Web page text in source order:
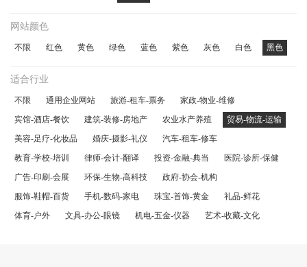
网站颜色
不限 红色 黄色 绿色 蓝色 紫色 灰色 白色 黑色
适合行业
不限 通用企业网站 旅游-租车-票务
家政-物业-维修
宾馆-酒店-餐饮
建筑-装修-房地产 农业水产养殖
贸易-物流-运输
美容-足疗-化妆品
婚庆-摄影-礼仪
汽车-租车-修车
教育-学校-培训
律师-会计-翻译 投资-金融-典当
医院-诊所-保健
广告-印刷-会展
环保-生物-高科技
政府-协会-机构
服饰-鞋帽-百货
手机-数码-家电 珠宝-首饰-黄金
礼品-鲜花
体育-户外
文具-办公-眼镜 机电-五金-仪器 艺术-收藏-文化